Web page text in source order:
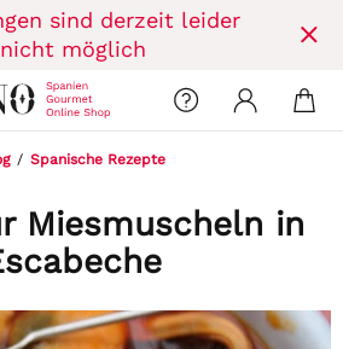
sind derzeit leider
nicht möglich
Spanische Rezepte
Miesmuscheln in